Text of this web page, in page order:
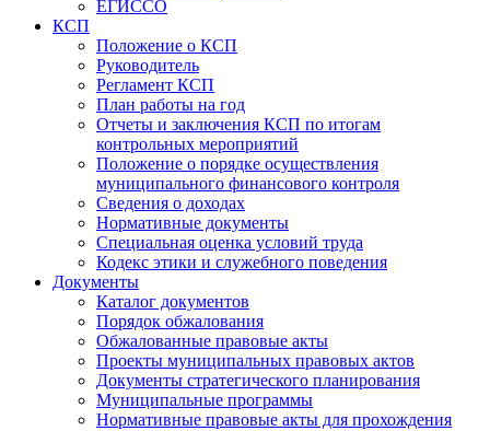
ЕГИССО
КСП
Положение о КСП
Руководитель
Регламент КСП
План работы на год
Отчеты и заключения КСП по итогам
контрольных мероприятий
Положение о порядке осуществления
муниципального финансового контроля
Сведения о доходах
Нормативные документы
Специальная оценка условий труда
Кодекс этики и служебного поведения
Документы
Каталог документов
Порядок обжалования
Обжалованные правовые акты
Проекты муниципальных правовых актов
Документы стратегического планирования
Муниципальные программы
Нормативные правовые акты для прохождения